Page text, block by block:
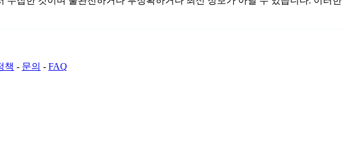
책 - 문의 - FAQ